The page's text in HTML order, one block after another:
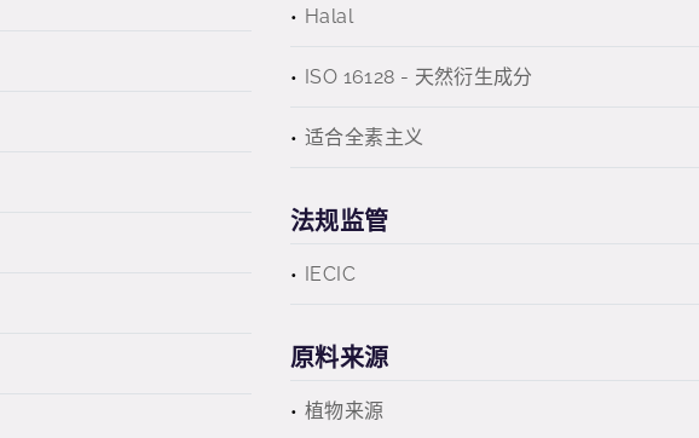
Halal
ISO 16128 - 天然衍生成分
适合全素主义
法规监管
IECIC
原料来源
植物来源